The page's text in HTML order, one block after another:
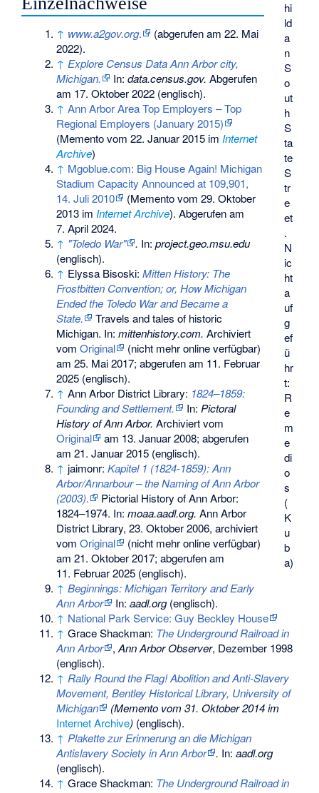
hi
ld
a
n
S
o
ut
h
S
ta
te
S
tr
e
et
.
N
ic
ht
a
uf
g
ef
ü
hr
t:
R
e
m
e
di
o
s
(
K
u
b
a)
↑ www.a2gov.org.
(abgerufen am 22. Mai
2022).
↑ Explore Census Data Ann Arbor city,
Michigan.
In:data.census.gov. Abgerufen
am 17. Oktober 2022 (englisch).
↑ Ann Arbor Area Top Employers – Top
Regional Employers (January 2015)
(Mementovom 22. Januar 2015 imInternet
Archive)
↑ Mgoblue.com: Big House Again! Michigan
Stadium Capacity Announced at 109,901,
14. Juli 2010
(Mementovom 29. Oktober
2013 imInternet Archive). Abgerufen am
7. April 2024.
↑ "Toledo War" . In:project.geo.msu.edu
(englisch).
↑ Elyssa Bisoski:Mitten History: The
Frostbitten Convention; or, How Michigan
Ended the Toledo War and Became a
State.
Travels and tales of historic
Michigan. In:mittenhistory.com. Archiviert
vomOriginal
(nicht mehr online verfügbar)
am25. Mai 2017; abgerufen am 11. Februar
2025 (englisch).
↑ Ann Arbor District Library: 1824–1859:
Founding and Settlement.
In:Pictoral
History of Ann Arbor. Archiviert vom
Original
am 13. Januar 2008; abgerufen
am 21. Januar 2015 (englisch).
↑ jaimonr:Kapitel 1 (1824-1859): Ann
Arbor/Annarbour – the Naming of Ann Arbor
(2003).
Pictorial History of Ann Arbor:
1824–1974. In:moaa.aadl.org. Ann Arbor
District Library, 23. Oktober 2006, archiviert
vomOriginal
(nicht mehr online verfügbar)
am21. Oktober 2017; abgerufen am
11. Februar 2025 (englisch).
↑ Beginnings: Michigan Territory and Early
Ann Arbor
In:aadl.org(englisch).
↑ National Park Service: Guy Beckley House
↑ Grace Shackman: The Underground Railroad in
Ann Arbor
,Ann Arbor Observer, Dezember 1998
(englisch).
↑ Rally Round the Flag! Abolition and Anti-Slavery
Movement, Bentley Historical Library, University of
Michigan
(Memento vom 31. Oktober 2014 im
Internet Archive) (englisch).
↑ Plakette zur Erinnerung an die Michigan
Antislavery Society in Ann Arbor
. In:aadl.org
(englisch).
↑ Grace Shackman: The Underground Railroad in